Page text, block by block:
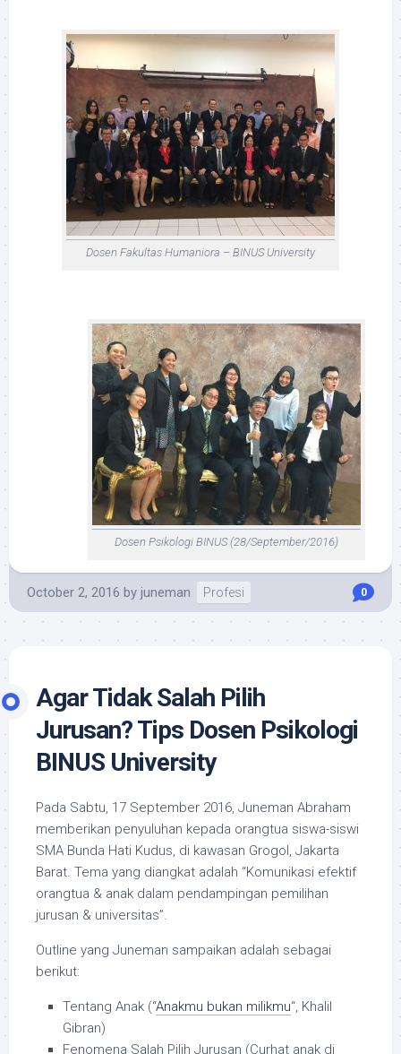
Dosen Fakultas Humaniora – BINUS University
Dosen Psikologi BINUS (28/September/2016)
October 2, 2016 by juneman Profesi 0
Agar Tidak Salah Pilih
Jurusan? Tips Dosen Psikologi
BINUS University
Pada Sabtu, 17 September 2016, Juneman Abraham
memberikan penyuluhan kepada orangtua siswa-siswi
SMA Bunda Hati Kudus, di kawasan Grogol, Jakarta
Barat. Tema yang diangkat adalah “Komunikasi efektif
orangtua & anak dalam pendampingan pemilihan
jurusan & universitas”.
Outline yang Juneman sampaikan adalah sebagai
berikut:
Tentang Anak (“Anakmu bukan milikmu“, Khalil
Gibran)
Fenomena Salah Pilih Jurusan (Curhat anak di